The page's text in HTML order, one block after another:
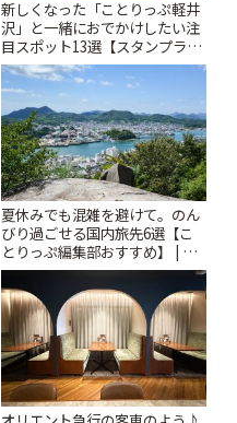
新しくなった「ことりっぷ軽井
沢」と一緒におでかけしたい注
目スポット13選【スタンプラリ
ー開催中】 | ことりっぷ
夏休みでも混雑を避けて。のん
びり過ごせる国内旅先6選【こ
とりっぷ編集部おすすめ】 | こ
とりっぷ